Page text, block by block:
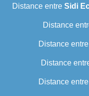
Distance entre Sidi
Distance
Distance entre
Distance
Distance entre